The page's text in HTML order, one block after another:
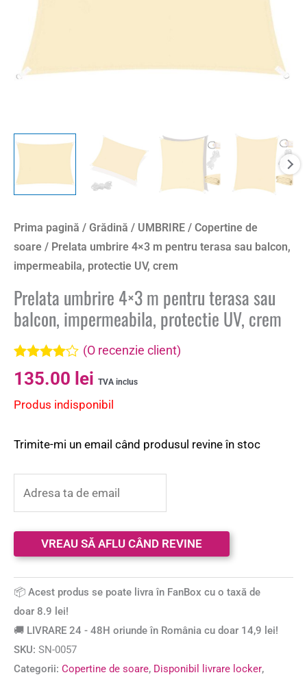
Prima pagină / Grădină / UMBRIRE / Copertine de
soare / Prelata umbrire 4×3 m pentru terasa sau balcon,
impermeabila, protectie UV, crem
Prelata umbrire 4×3 m pentru terasa sau
balcon, impermeabila, protectie UV, crem
Evaluat la
4.00din 5
unei
(O recenzie client)
135.00 lei TVA inclus
Produs indisponibil
Trimite-mi un email când produsul revine în stoc
📦 Acest produs se poate livra în FanBox cu o taxă de
doar 8.9 lei!
🚚 LIVRARE 24 - 48H oriunde în România cu doar 14,9 lei!
SKU: SN-0057
Categorii: Copertine de soare, Disponibil livrare locker,